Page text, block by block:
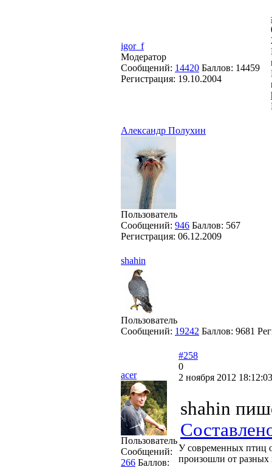
igor_f
Модератор
Сообщений: 14420 Баллов: 14459
Регистрация: 19.10.2004
Александр Полухин
Пользователь
Сообщений: 946 Баллов: 567
Регистрация: 06.12.2009
shahin
Пользователь
Сообщений: 19242 Баллов: 9681
acer
Пользователь
Сообщений:
266 Баллов:
#258
0
2 ноября 2012 18:12:03
shahin
У современных птиц
произошли от разных